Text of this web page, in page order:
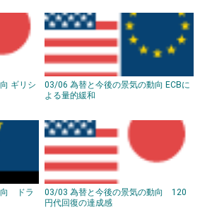
ギリシ
03/06 為替と今後の景気の動向 ECBに
よる量的緩和
向 ドラ
03/03 為替と今後の景気の動向 120
円代回復の達成感